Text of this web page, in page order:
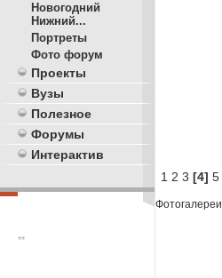
Новогодний
Нижний...
Портреты
Фото форум
Проекты
Вузы
Полезное
Форумы
Интерактив
**
1 2 3 [4] 5
Фотогалереи